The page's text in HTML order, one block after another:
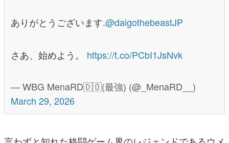
ありがとうございます.@daigothebeastJP
さあ、始めよう。 https://t.co/PCbI1JsNvk
— WBG MenaRD🇩🇴(最強) (@_MenaRD__)
March 29, 2026